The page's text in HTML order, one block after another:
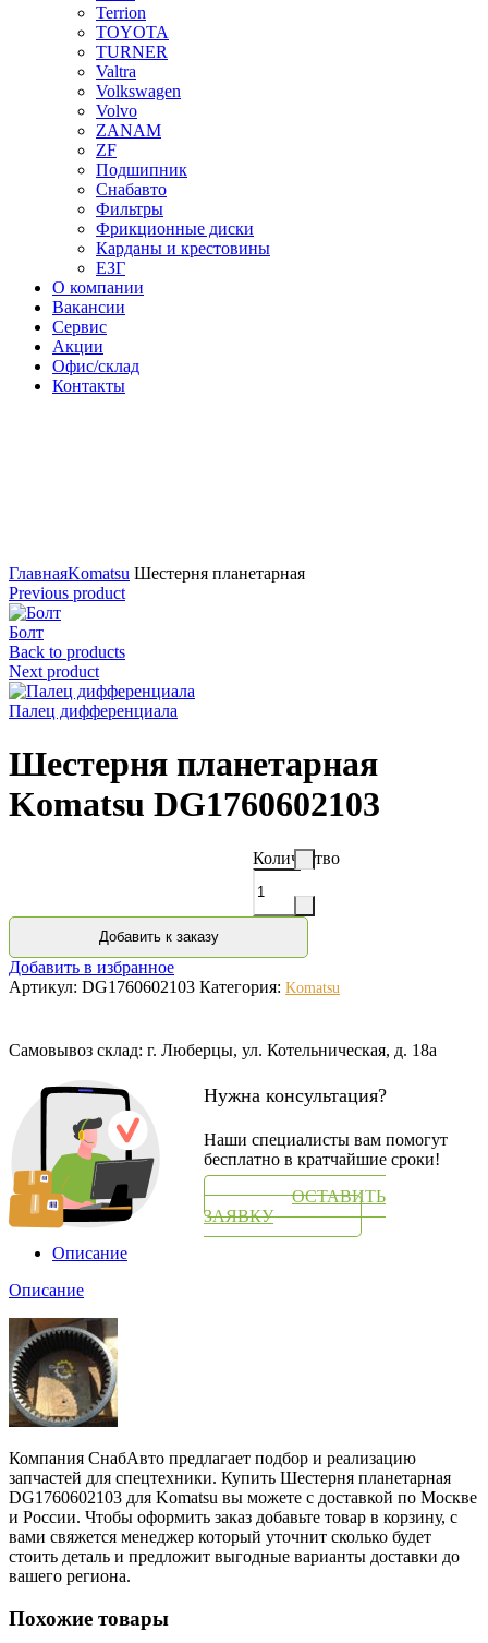
Terrion
TOYOTA
TURNER
Valtra
Volkswagen
Volvo
ZANAM
ZF
Подшипник
Снабавто
Фильтры
Фрикционные диски
Карданы и крестовины
ЕЗГ
О компании
Вакансии
Сервис
Акции
Офис/склад
Контакты
ГлавнаяKomatsu Шестерня планетарная
Previous product
Болт
Back to products
Next product
Палец дифференциала
Шестерня планетарная
Komatsu DG1760602103
Количество
Добавить к заказу
Добавить в избранное
Артикул: DG1760602103 Категория: Komatsu
Самовывоз склад: г. Люберцы, ул. Котельническая, д. 18а
Нужна консультация?
Наши специалисты вам помогут
бесплатно в кратчайшие сроки!
ОСТАВИТЬ
ЗАЯВКУ
Описание
Описание
Компания СнабАвто предлагает подбор и реализацию
запчастей для спецтехники. Купить Шестерня планетарная
DG1760602103 для Komatsu вы можете с доставкой по Москве
и России. Чтобы оформить заказ добавьте товар в корзину, с
вами свяжется менеджер который уточнит сколько будет
стоить деталь и предложит выгодные варианты доставки до
вашего региона.
Похожие товары